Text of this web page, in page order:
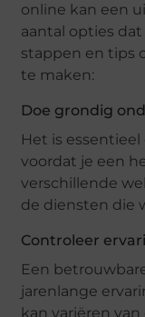
online kan een
aantal opties
stappen en tips
te maken:
Doe grondig
Het is
voordat je een
verschillende
de diensten die
Controleer
Een
jarenlange
kan variëren